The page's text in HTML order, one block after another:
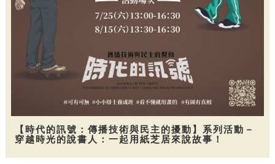
【時代的訊號：傳播技術與民主的擾動】系列活動－
穿越時光的說書人：一起用紙芝居來說故事！